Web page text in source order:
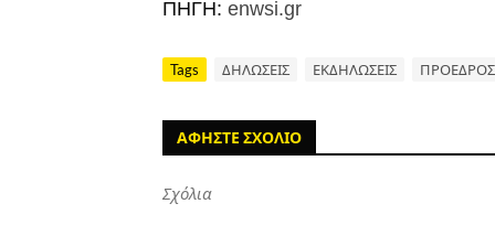
ΠΗΓΗ: enwsi.gr
Tags ΔΗΛΩΣΕΙΣ ΕΚΔΗΛΩΣΕΙΣ
ΑΦΗΣΤΕ ΣΧΟΛΙΟ
Σχόλια